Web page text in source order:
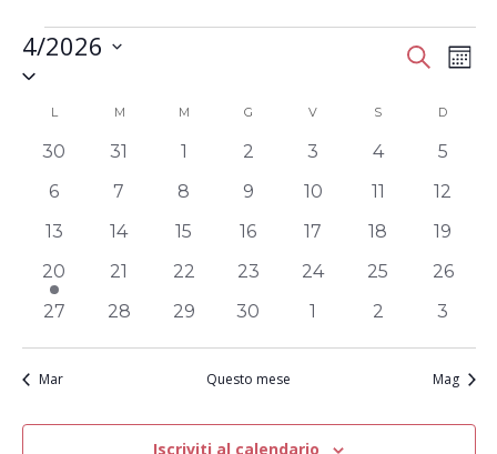
Eventi
CercaMese
4/2026
Seleziona
data.
Calendario
di
Eventi
L M M G V S D
0
30
0
31
01
0
2
0
3
0
4
0
5
0
6
0
7
0
8
0
9
0
10
0
11
0
12
0
13
0
14
0
15
0
16
0
17
0
18
0
19
1
evento
20
0
21
0
22
0
23
0
24
0
25
0
26
0
27
0
28
0
29
0
30
01
0
2
0
3
Mar Questo mese Mag
Iscriviti al calendario